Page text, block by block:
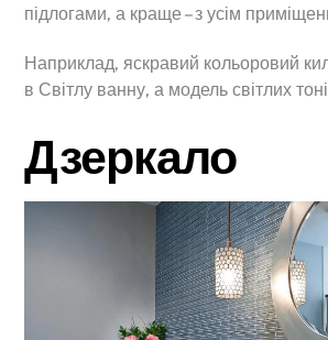
підлогами, а краще – з усім
Наприклад, яскравий кольоровий
в Світлу ванну, а модель світлих
Дзеркало